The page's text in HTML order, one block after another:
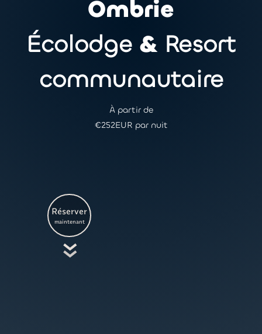
Ombrie
Écolodge & Resort
communautaire
À partir de
€252EUR par nuit
Réserver
maintenant